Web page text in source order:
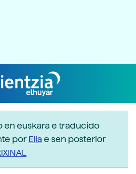
en euskara e traducido
porEliae sen posterior